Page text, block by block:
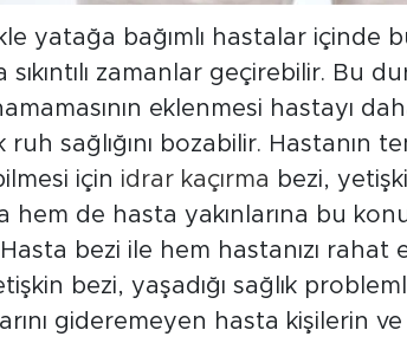
yatağa bağımlı hastalar içinde
sıkıntılı zamanlar geçirebilir. Bu
eklenmesi hastayı
ruh sağlığını bozabilir. Hastanın
için idrar kaçırma bezi,
hem de hasta yakınlarına bu
bezi ile hem hastanızı
bezi, yaşadığı sağlık
gideremeyen hasta kişilerin